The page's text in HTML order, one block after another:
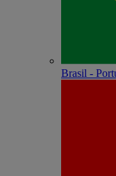
Brasil -